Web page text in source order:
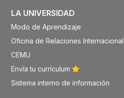
LA UNIVERSIDAD
Modo de Aprendizaje
Oficina de Relaciones
CEMU
Envía tu currículum
Sistema interno de información